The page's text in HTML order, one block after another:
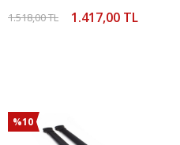
1.518,00 TL 1.417,00 TL
%10